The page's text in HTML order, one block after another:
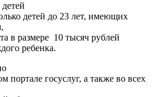
детей до 23 лет, имеющих
в размере 10 тысяч рублей
ребенка.
портале госуслуг, а также во всех